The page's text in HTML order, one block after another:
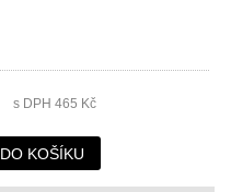
s DPH 465 Kč
DO KOŠÍKU